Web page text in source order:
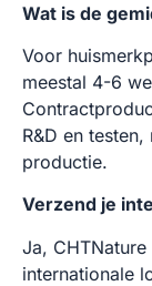
Wat is de
Voor
meestal 4-6
R&D en
productie.
Verzend je
Ja,
internationale